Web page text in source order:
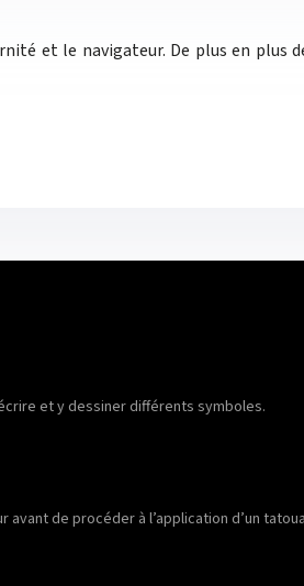
et le navigateur. De plus en plus
et y dessiner différents symboles.
de procéder à l’application d’un